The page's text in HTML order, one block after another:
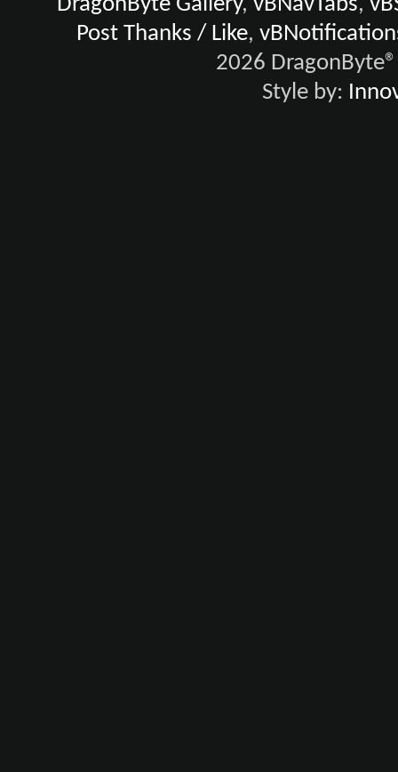
DragonByte Gallery,vBNavTabs,
Post Thanks / Like,
2026
Style by: